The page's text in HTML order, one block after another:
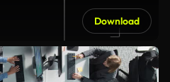
Download